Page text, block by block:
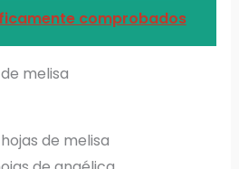
comprobados
melisa
de melisa